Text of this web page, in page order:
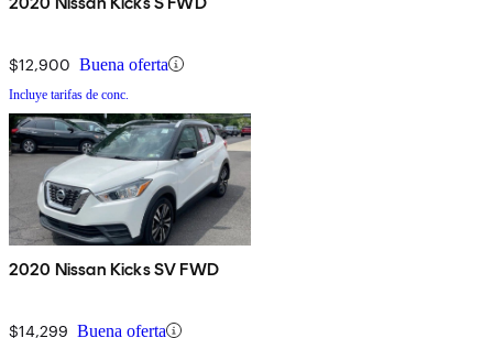
$12,900 Buena oferta
Incluye tarifas de conc.
2020 Nissan Kicks SV FWD
$14,299 Buena oferta